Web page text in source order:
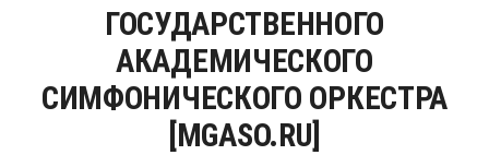
ГОСУДАРСТВЕННОГО
АКАДЕМИЧЕСКОГО
СИМФОНИЧЕСКОГО ОРКЕСТРА
[MGASO.RU]